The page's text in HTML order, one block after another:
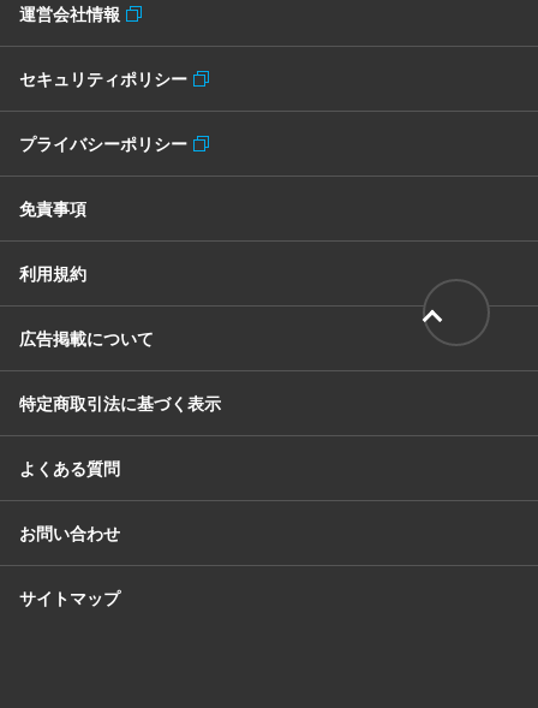
運営会社情報
セキュリティポリシー
プライバシーポリシー
免責事項
利用規約
広告掲載について
特定商取引法に基づく表示
よくある質問
お問い合わせ
サイトマップ